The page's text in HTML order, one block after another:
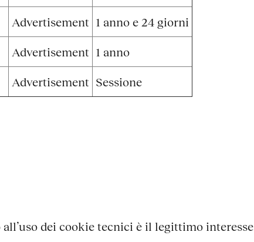
Advertisement 1 anno e 24 giorni
Advertisement 1 anno
Advertisement Sessione
dei cookie tecnici è il legittimo interesse